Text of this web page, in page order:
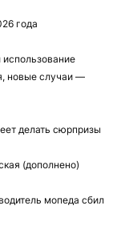
года
использование
новые случаи —
делать сюрпризы
(дополнено)
мопеда сбил